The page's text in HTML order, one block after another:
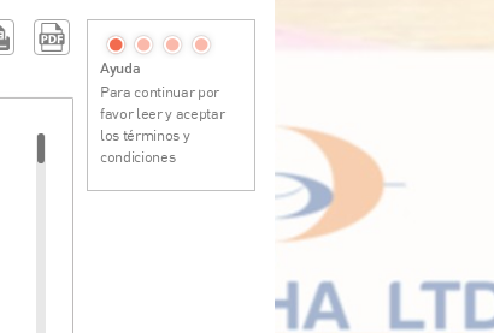
Ayuda
Para continuar por
favor leer y aceptar
los términos y
condiciones